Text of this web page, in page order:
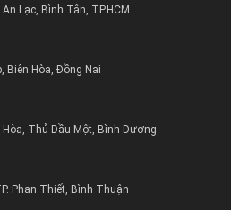
Lạc, Bình Tân, TP.HCM
Biên Hòa, Đồng Nai
Thủ Dầu Một, Bình Dương
Phan Thiết, Bình Thuận